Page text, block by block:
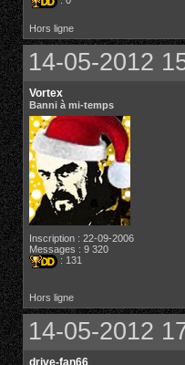
Hors ligne
14-05-2012
Vortex
Banni à mi-temps
Inscription : 22-09-2006
Messages : 9 320
: 131
Hors ligne
14-05-2012
drive-fan66